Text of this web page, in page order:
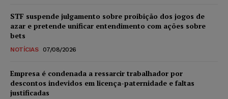
STF suspende julgamento sobre proibição dos jogos de
azar e pretende unificar entendimento com ações sobre
bets
NOTÍCIAS 07/08/2026
Empresa é condenada a ressarcir trabalhador por
descontos indevidos em licença-paternidade e faltas
justificadas